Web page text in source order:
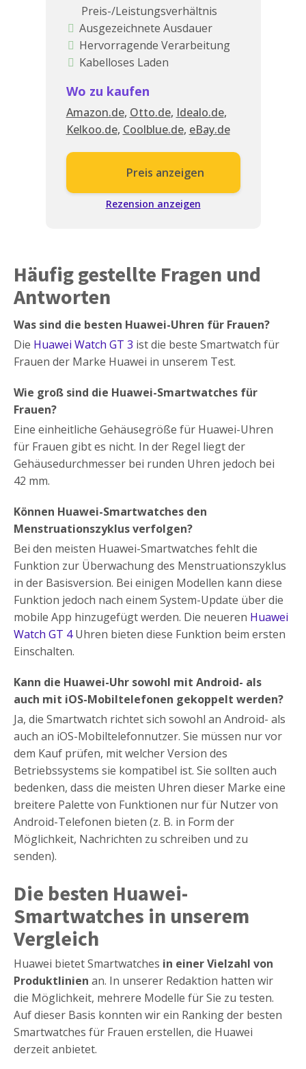
Preis-/Leistungsverhältnis
Ausgezeichnete Ausdauer
Hervorragende Verarbeitung
Kabelloses Laden
IP69K-Widerstand
Erweiterte Laufmetriken
Wo zu kaufen
Amazon.de, Otto.de, Idealo.de,
Kelkoo.de, Coolblue.de, eBay.de
Preis anzeigen
Rezension anzeigen
Häufig gestellte Fragen und
Antworten
Was sind die besten Huawei-Uhren für Frauen?
Die Huawei Watch GT 3 ist die beste Smartwatch für
Frauen der Marke Huawei in unserem Test.
Wie groß sind die Huawei-Smartwatches für
Frauen?
Eine einheitliche Gehäusegröße für Huawei-Uhren
für Frauen gibt es nicht. In der Regel liegt der
Gehäusedurchmesser bei runden Uhren jedoch bei
42 mm.
Können Huawei-Smartwatches den
Menstruationszyklus verfolgen?
Bei den meisten Huawei-Smartwatches fehlt die
Funktion zur Überwachung des Menstruationszyklus
in der Basisversion. Bei einigen Modellen kann diese
Funktion jedoch nach einem System-Update über die
mobile App hinzugefügt werden. Die neueren Huawei
Watch GT 4Uhren bieten diese Funktion beim ersten
Einschalten.
Kann die Huawei-Uhr sowohl mit Android- als
auch mit iOS-Mobiltelefonen gekoppelt werden?
Ja, die Smartwatch richtet sich sowohl an Android- als
auch an iOS-Mobiltelefonnutzer. Sie müssen nur vor
dem Kauf prüfen, mit welcher Version des
Betriebssystems sie kompatibel ist. Sie sollten auch
bedenken, dass die meisten Uhren dieser Marke eine
breitere Palette von Funktionen nur für Nutzer von
Android-Telefonen bieten (z. B. in Form der
Möglichkeit, Nachrichten zu schreiben und zu
senden).
Die besten Huawei-
Smartwatches in unserem
Vergleich
Huawei bietet Smartwatches in einer Vielzahl von
Produktlinien an. In unserer Redaktion hatten wir
die Möglichkeit, mehrere Modelle für Sie zu testen.
Auf dieser Basis konnten wir ein Ranking der besten
Smartwatches für Frauen erstellen, die Huawei
derzeit anbietet.